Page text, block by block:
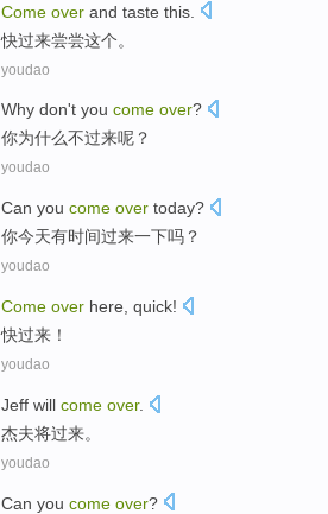
Come over and taste this
快过来尝尝这个。
youdao
Why don't you come over?
你为什么不过来呢？
youdao
Can you come over today?
你今天有时间过来一下吗？
youdao
Come over here quick!
快过来 ！
youdao
Jeff will come over.
杰夫将过来。
youdao
Can you come over?